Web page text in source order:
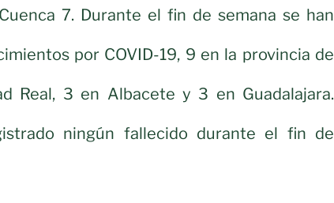
7. Durante el fin de semana se han
por COVID-19, 9 en la provincia de
Real, 3 en Albacete y 3 en Guadalajara.
ningún fallecido durante el fin de